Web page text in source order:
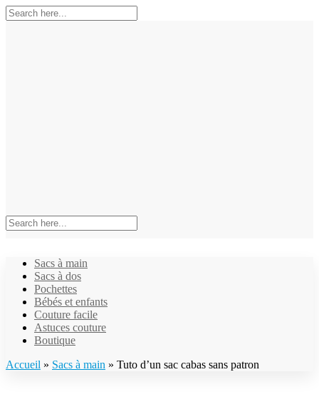
Sacs à main
Sacs à dos
Pochettes
Bébés et enfants
Couture facile
Astuces couture
Boutique
Accueil » Sacs à main » Tuto d’un sac cabas sans patron